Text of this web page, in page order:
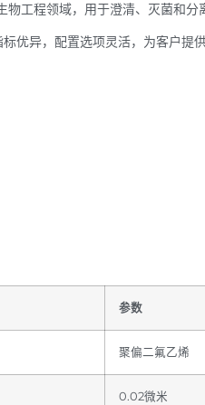
物工程领域，用于澄清、灭菌和分
优异，配置选项灵活，为客户提
参数
聚偏二氟乙烯
0.02微米